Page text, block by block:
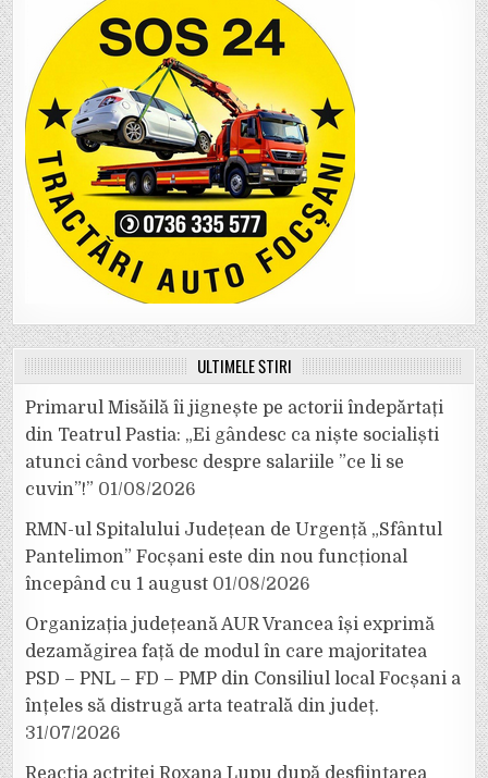
ULTIMELE ȘTIRI
Primarul Misăilă îi jignește pe actorii îndepărtați
din Teatrul Pastia: „Ei gândesc ca niște socialiști
atunci când vorbesc despre salariile ”ce li se
cuvin”!” 01/08/2026
RMN-ul Spitalului Județean de Urgență „Sfântul
Pantelimon” Focșani este din nou funcțional
începând cu 1 august 01/08/2026
Organizația județeană AUR Vrancea își exprimă
dezamăgirea față de modul în care majoritatea
PSD – PNL – FD – PMP din Consiliul local Focșani a
înțeles să distrugă arta teatrală din județ.
31/07/2026
Reacția actriței Roxana Lupu după desființarea